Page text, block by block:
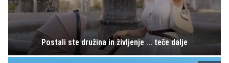
Postali ste družina in življenje ... teče dalje